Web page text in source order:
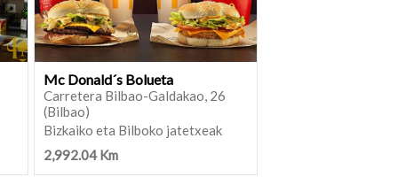
Mc Donald´s Bolueta
Carretera Bilbao-Galdakao, 26
(Bilbao)
Bizkaiko eta Bilboko jatetxeak
2,992.04 Km